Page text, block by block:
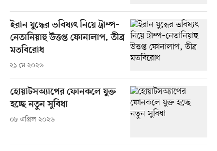
ইরান যুদ্ধের ভবিষ্যৎ নিয়ে ট্রাম্প–
নেতানিয়াহু উত্তপ্ত ফোনালাপ, তীব্র
মতবিরোধ
২১ মে ২০২৬
হোয়াটসঅ্যাপের ফোনকলে যুক্ত
হচ্ছে নতুন সুবিধা
০৮ এপ্রিল ২০২৬